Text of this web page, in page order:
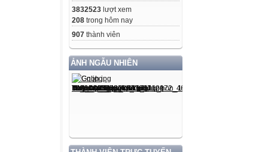
3832523 lượt xem
208 trong hôm nay
907 thành viên
ẢNH NGẪU NHIÊN